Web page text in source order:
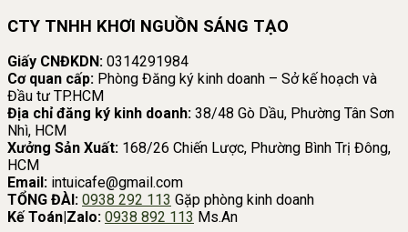
CTY TNHH KHƠI NGUỒN SÁNG TẠO
Giấy CNĐKDN: 0314291984
Cơ quan cấp: Phòng Đăng ký kinh doanh – Sở kế hoạch và
Đầu tư TP.HCM
Địa chỉ đăng ký kinh doanh: 38/48 Gò Dầu, Phường Tân Sơn
Nhì, HCM
Xưởng Sản Xuất: 168/26 Chiến Lược, Phường Bình Trị Đông,
HCM
Email: intuicafe@gmail.com
TỔNG ĐÀI: 0938 292 113 Gặp phòng kinh doanh
Kế Toán|Zalo: 0938 892 113 Ms.An